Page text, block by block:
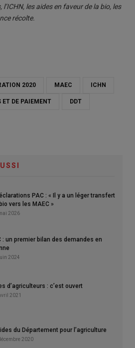
les aides en faveur de la bio, les
récolte.
2020 MAEC ICHN
ET DE PAIEMENT DDT
PAC : « Il y a un léger transfert
vers les MAEC »
2026
: un premier bilan des demandes en
2024
d’agriculteurs : c’est ouvert
2021
du Département pour l’agriculture
2020